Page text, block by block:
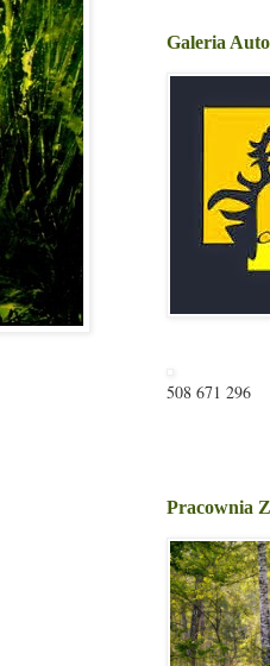
Galeria
508 671 296
Pracownia